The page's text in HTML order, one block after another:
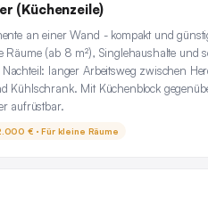
(Küchenzeile)
an einer Wand - kompakt und
Räume (ab 8 m²), Singlehaushalte und
langer Arbeitsweg zwischen
Kühlschrank. Mit Küchenblock
aufrüstbar.
€ · Für kleine Räume